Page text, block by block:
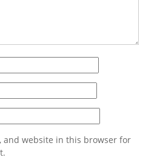
and website in this browser for